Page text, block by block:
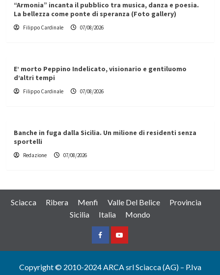
“Armonia” incanta il pubblico tra musica, danza e poesia.
La bellezza come ponte di speranza (Foto gallery)
Filippo Cardinale 07/08/2026
E’ morto Peppino Indelicato, visionario e gentiluomo
d’altri tempi
Filippo Cardinale 07/08/2026
Banche in fuga dalla Sicilia. Un milione di residenti senza
sportelli
Redazione 07/08/2026
Sciacca Ribera Menfi Valle Del Belice
Provincia
Sicilia
Italia Mondo
FacebookYountube
Copyright © 2010-2024 ARCA srl Sciacca (AG) – P.Iva